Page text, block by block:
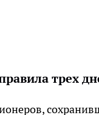
трех